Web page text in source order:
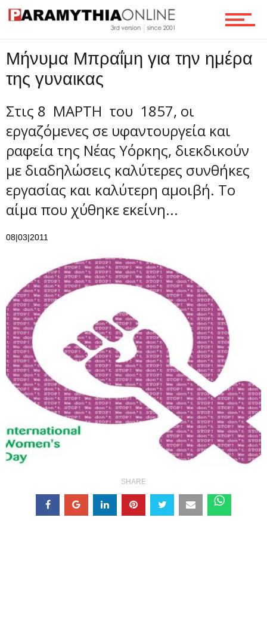
Ροή
Επικοινωνία
Μήνυμα Μπραΐμη για την ημέρα
της γυναικας
Στις 8 ΜΑΡΤΗ του 1857, οι
εργαζόμενες σε υφαντουργεία και
ραφεία της Νέας Υόρκης, διεκδικούν
με διαδηλώσεις καλύτερες συνθήκες
εργασίας και καλύτερη αμοιβή. Το
αίμα που χύθηκε εκείνη...
08|03|2011
SHARE